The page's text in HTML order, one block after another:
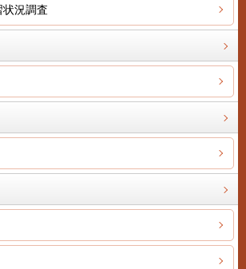
況調査